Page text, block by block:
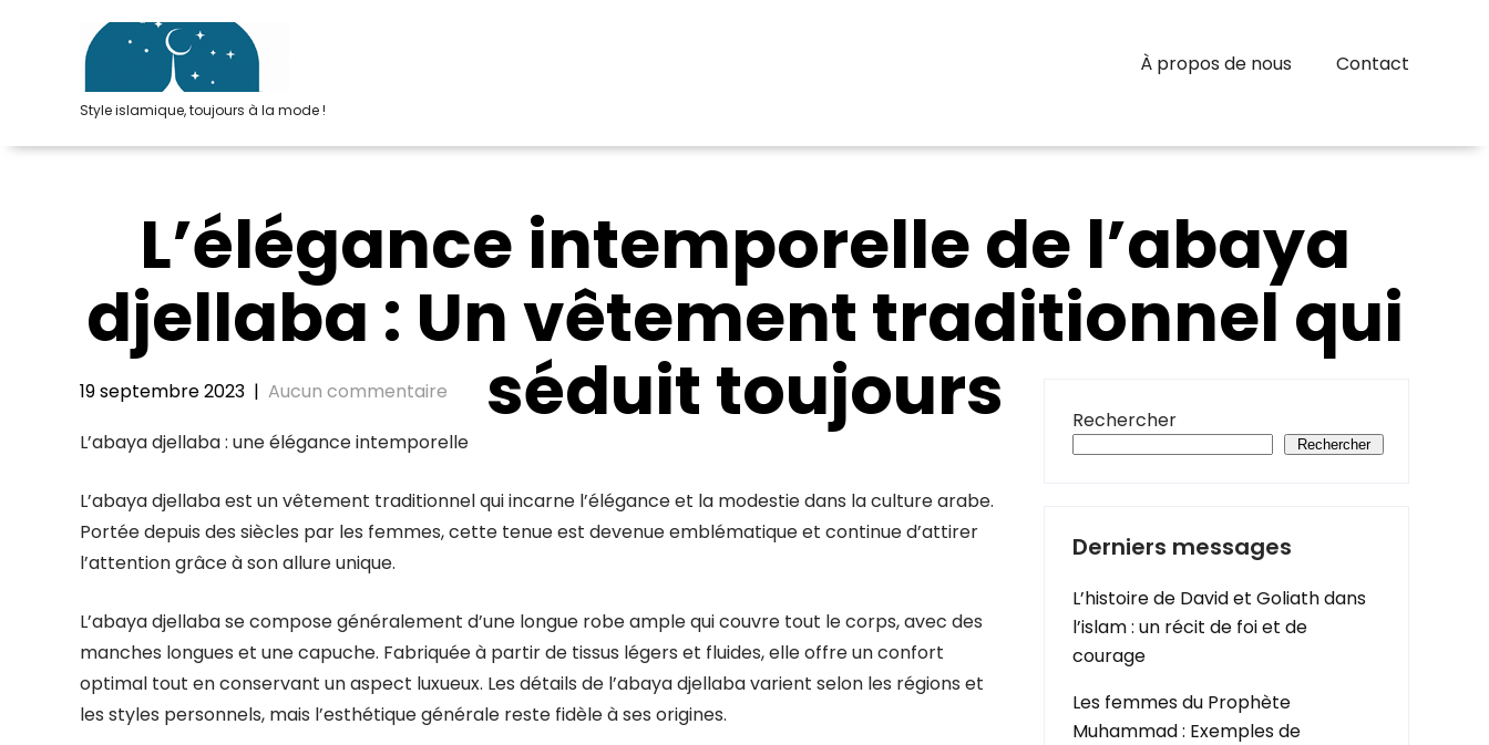
Style islamique, toujours à la mode !
À propos de nous Contact
L’élégance intemporelle de l’abaya
djellaba : Un vêtement traditionnel qui
séduit toujours
19 septembre 2023 | Aucun commentaire
L’abaya djellaba : une élégance intemporelle
L’abaya djellaba est un vêtement traditionnel qui incarne l’élégance et la modestie dans la culture arabe.
Portée depuis des siècles par les femmes, cette tenue est devenue emblématique et continue d’attirer
l’attention grâce à son allure unique.
L’abaya djellaba se compose généralement d’une longue robe ample qui couvre tout le corps, avec des
manches longues et une capuche. Fabriquée à partir de tissus légers et fluides, elle offre un confort
optimal tout en conservant un aspect luxueux. Les détails de l’abaya djellaba varient selon les régions et
les styles personnels, mais l’esthétique générale reste fidèle à ses origines.
Rechercher
Rechercher
Derniers messages
L’histoire de David et Goliath dans
l’islam : un récit de foi et de
courage
Les femmes du Prophète
Muhammad : Exemples de